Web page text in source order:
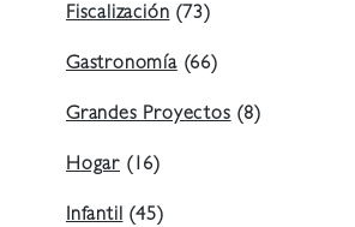
Fiscalización (73)
Gastronomía(66)
Grandes Proyectos (8)
Hogar (16)
Infantil (45)